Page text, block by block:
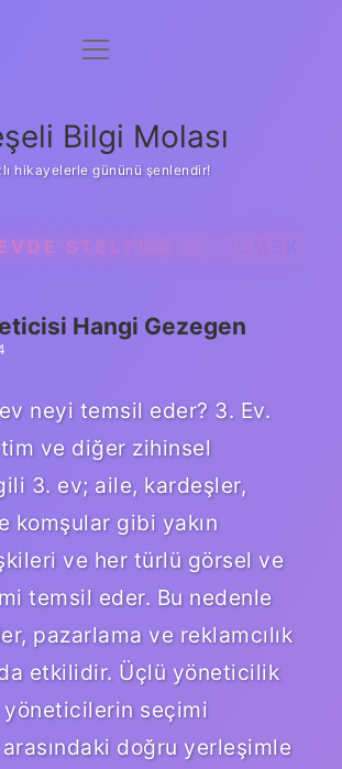
Anasayfa
Yasal Uyarı
menüyü
Bilgi Molası
hikayelerle gününü şenlendir!
STELYUM NE DEMEK
Hangi Gezegen
neyi temsil eder? 3. Ev.
ve diğer zihinsel
3. ev; aile, kardeşler,
komşular gibi yakın
ve her türlü görsel ve
temsil eder. Bu nedenle
pazarlama ve reklamcılık
etkilidir. Üçlü yöneticilik
yöneticilerin seçimi
doğru yerleşimle